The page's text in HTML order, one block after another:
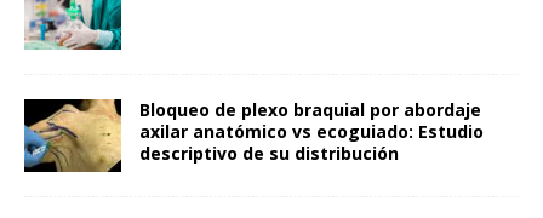
Bloqueo de plexo braquial por abordaje
axilar anatómico vs ecoguiado: Estudio
descriptivo de su distribución